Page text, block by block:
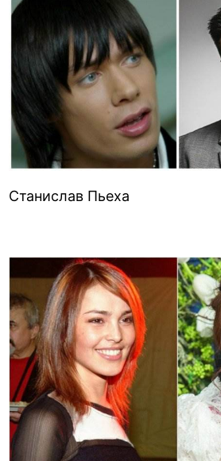
Станислав Пьеха